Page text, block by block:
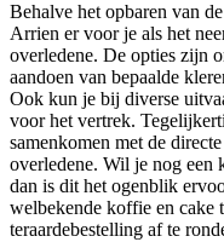
Behalve het opbaren van
Arrien er voor je als het
overledene. De opties zijn
aandoen van bepaalde
Ook kun je bij diverse
voor het vertrek.
samenkomen met de
overledene. Wil je nog een
dan is dit het ogenblik
welbekende koffie en cake
teraardebestelling af te